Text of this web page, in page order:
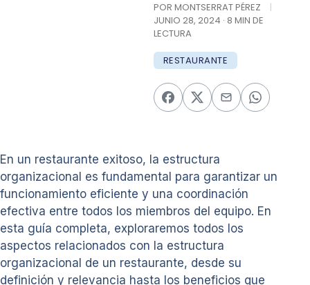
POR MONTSERRAT PÉREZ
|
JUNIO 28, 2024 · 8 MIN DE
LECTURA
RESTAURANTE
En un restaurante exitoso, la estructura
organizacional es fundamental para garantizar un
funcionamiento eficiente y una coordinación
efectiva entre todos los miembros del equipo. En
esta guía completa, exploraremos todos los
aspectos relacionados con la estructura
organizacional de un restaurante, desde su
definición y relevancia hasta los beneficios que